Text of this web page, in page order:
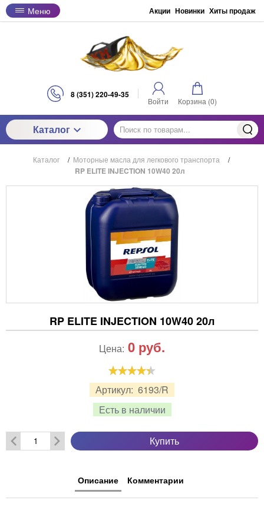
Меню Акции Новинки Хиты продаж
8 (351) 220-49-35
Войти Корзина (0)
Каталог
Каталог / Моторные масла для легкового транспорта /
RP ELITE INJECTION 10W40 20л
RP ELITE INJECTION 10W40 20л
Артикул: 6193/R
Есть в наличии
Цена: 0 руб.
Купить
Описание Комментарии